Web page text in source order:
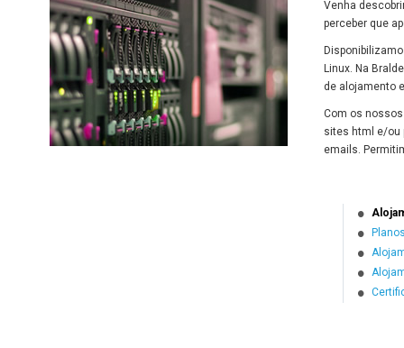
Venha
perceber que
Linux. Na
de alojamento
Com os
sites html e/ou
emails.